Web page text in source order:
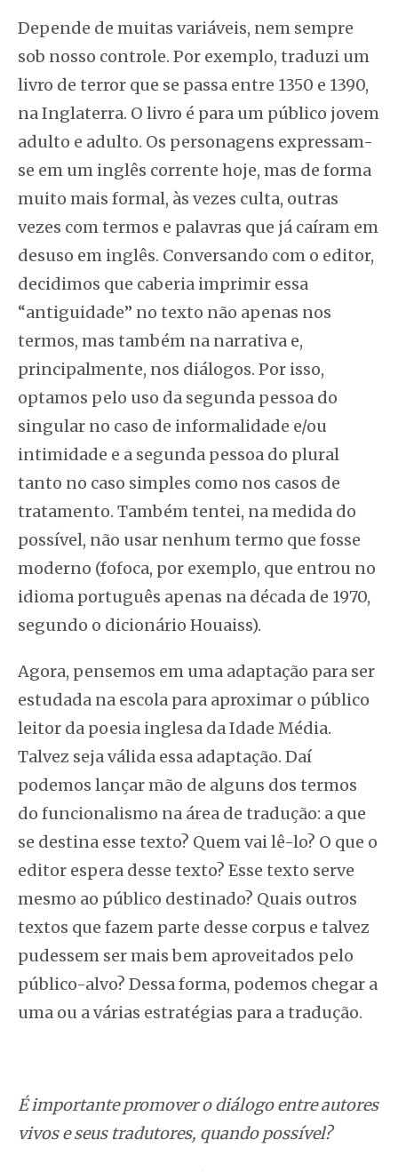
Depende de muitas variáveis, nem sempre
sob nosso controle. Por exemplo, traduzi um
livro de terror que se passa entre 1350 e 1390,
na Inglaterra. O livro é para um público jovem
adulto e adulto. Os personagens expressam-
se em um inglês corrente hoje, mas de forma
muito mais formal, às vezes culta, outras
vezes com termos e palavras que já caíram em
desuso em inglês. Conversando com o editor,
decidimos que caberia imprimir essa
“antiguidade” no texto não apenas nos
termos, mas também na narrativa e,
principalmente, nos diálogos. Por isso,
optamos pelo uso da segunda pessoa do
singular no caso de informalidade e/ou
intimidade e a segunda pessoa do plural
tanto no caso simples como nos casos de
tratamento. Também tentei, na medida do
possível, não usar nenhum termo que fosse
moderno (fofoca, por exemplo, que entrou no
idioma português apenas na década de 1970,
segundo o dicionário Houaiss).
Agora, pensemos em uma adaptação para ser
estudada na escola para aproximar o público
leitor da poesia inglesa da Idade Média.
Talvez seja válida essa adaptação. Daí
podemos lançar mão de alguns dos termos
do funcionalismo na área de tradução: a que
se destina esse texto? Quem vai lê-lo? O que o
editor espera desse texto? Esse texto serve
mesmo ao público destinado? Quais outros
textos que fazem parte desse corpus e talvez
pudessem ser mais bem aproveitados pelo
público-alvo? Dessa forma, podemos chegar a
uma ou a várias estratégias para a tradução.
É importante promover o diálogo entre autores
vivos e seus tradutores, quando possível?